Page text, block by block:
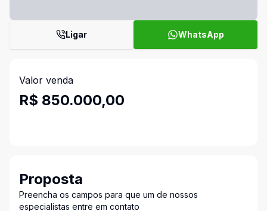
Ligar WhatsApp
Valor venda
R$ 850.000,00
Proposta
Preencha os campos para que um de nossos
especialistas entre em contato